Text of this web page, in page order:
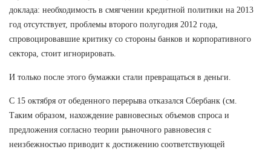
доклада: необходимость в смягчении кредитной политики на 2013
год отсутствует, проблемы второго полугодия 2012 года,
спровоцировавшие критику со стороны банков и корпоративного
сектора, стоит игнорировать.
И только после этого бумажки стали превращаться в деньги.
С 15 октября от обеденного перерыва отказался Сбербанк (см.
Таким образом, нахождение равновесных объемов спроса и
предложения согласно теории рыночного равновесия с
неизбежностью приводит к достижению соответствующей